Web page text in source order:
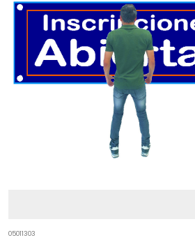
05011303